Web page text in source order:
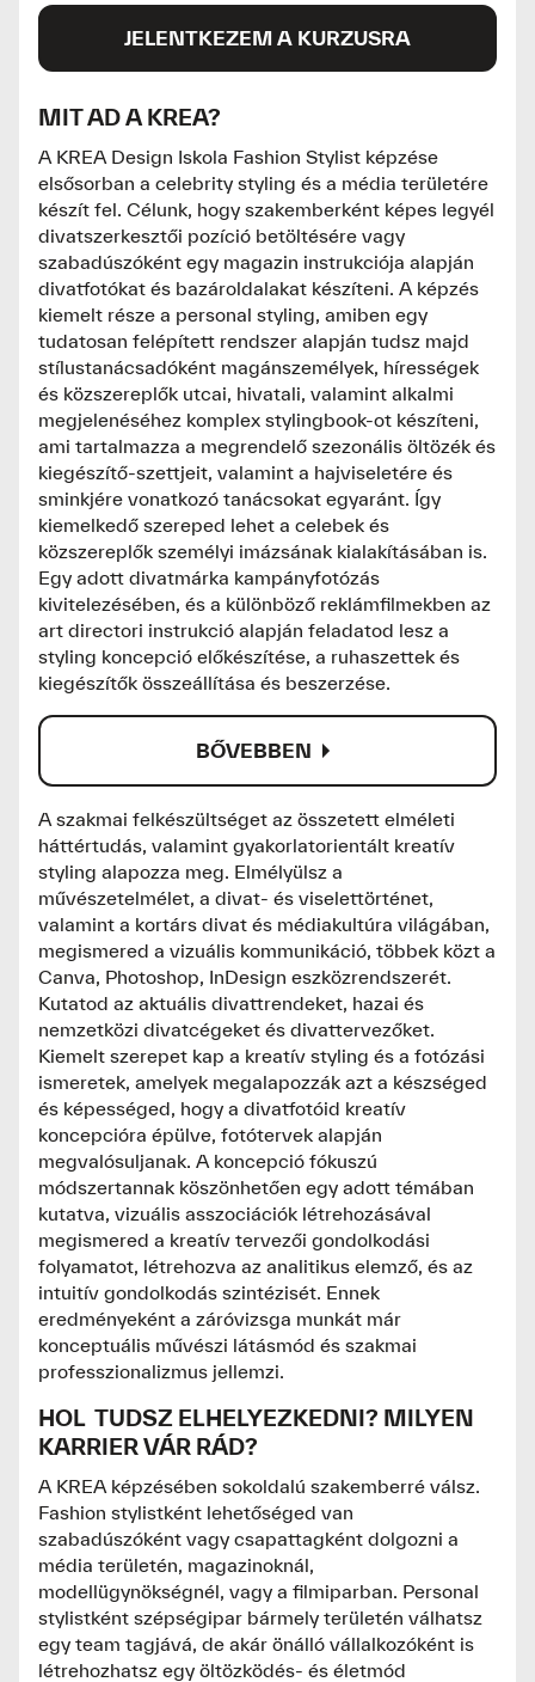
MIT AD A KREA?
A KREA Design Iskola Fashion Stylist képzése
elsősorban a celebrity styling és a média területére
készít fel. Célunk, hogy szakemberként képes legyél
divatszerkesztői pozíció betöltésére vagy
szabadúszóként egy magazin instrukciója alapján
divatfotókat és bazároldalakat készíteni. A képzés
kiemelt része a personal styling, amiben egy
tudatosan felépített rendszer alapján tudsz majd
stílustanácsadóként magánszemélyek, hírességek
és közszereplők utcai, hivatali, valamint alkalmi
megjelenéséhez komplex stylingbook-ot készíteni,
ami tartalmazza a megrendelő szezonális öltözék és
kiegészítő-szettjeit, valamint a hajviseletére és
sminkjére vonatkozó tanácsokat egyaránt. Így
kiemelkedő szereped lehet a celebek és
közszereplők személyi imázsának kialakításában is.
Egy adott divatmárka kampányfotózás
kivitelezésében, és a különböző reklámfilmekben az
art directori instrukció alapján feladatod lesz a
styling koncepció előkészítése, a ruhaszettek és
kiegészítők összeállítása és beszerzése.
BŐVEBBEN
A szakmai felkészültséget az összetett elméleti
háttértudás, valamint gyakorlatorientált kreatív
styling alapozza meg. Elmélyülsz a
művészetelmélet, a divat- és viselettörténet,
valamint a kortárs divat és médiakultúra világában,
megismered a vizuális kommunikáció, többek közt a
Canva, Photoshop, InDesign eszközrendszerét.
Kutatod az aktuális divattrendeket, hazai és
nemzetközi divatcégeket és divattervezőket.
Kiemelt szerepet kap a kreatív styling és a fotózási
ismeretek, amelyek megalapozzák azt a készséged
és képességed, hogy a divatfotóid kreatív
koncepcióra épülve, fotótervek alapján
megvalósuljanak. A koncepció fókuszú
módszertannak köszönhetően egy adott témában
kutatva, vizuális asszociációk létrehozásával
megismered a kreatív tervezői gondolkodási
folyamatot, létrehozva az analitikus elemző, és az
intuitív gondolkodás szintézisét. Ennek
eredményeként a záróvizsga munkát már
konceptuális művészi látásmód és szakmai
professzionalizmus jellemzi.
HOL TUDSZ ELHELYEZKEDNI? MILYEN
KARRIER VÁR RÁD?
A KREA képzésében sokoldalú szakemberré válsz.
Fashion stylistként lehetőséged van
szabadúszóként vagy csapattagként dolgozni a
média területén, magazinoknál,
modellügynökségnél, vagy a filmiparban. Personal
stylistként szépségipar bármely területén válhatsz
egy team tagjává, de akár önálló vállalkozóként is
létrehozhatsz egy öltözködés- és életmód
JELENTKEZEM A KURZUSRA